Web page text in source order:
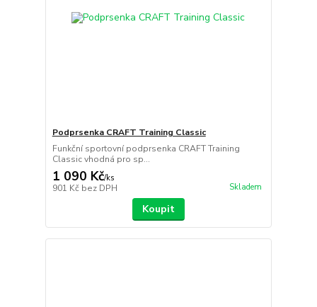
Podprsenka CRAFT Training Classic
Funkční sportovní podprsenka CRAFT Training
Classic vhodná pro sp...
1 090 Kč/ks
901 Kč bez DPH Skladem
Koupit